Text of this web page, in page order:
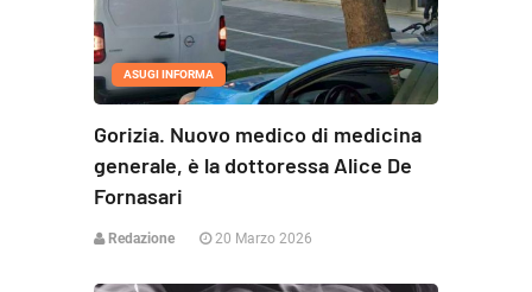
ASUGI INFORMA
Gorizia. Nuovo medico di medicina
generale, è la dottoressa Alice De
Fornasari
Redazione 20 Marzo 2026